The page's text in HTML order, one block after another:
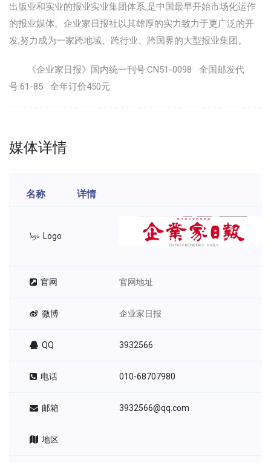
出版业和实业的报业实业集团体系,是中国最早开始市场化运作
的报业媒体。企业家日报社以其雄厚的实力致力于更广泛的开
发,努力成为一家跨地域、跨行业、跨国界的大型报业集团。
《企业家日报》国内统一刊号:CN51-0098 全国邮发代
号:61-85 全年订价450元
媒体详情
名称 详情
Logo
官网 官网地址
微博 企业家日报
QQ 3932566
电话 010-68707980
邮箱 3932566@qq.com
地区